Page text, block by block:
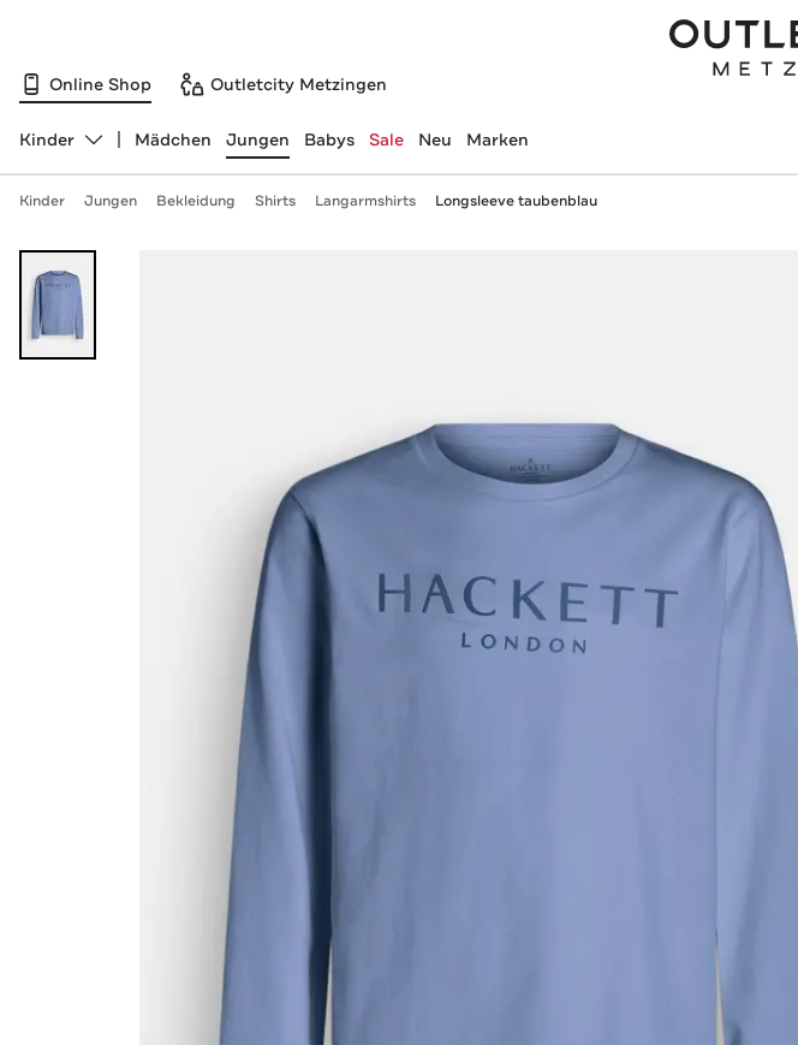
Online Shop Outletcity Metzingen
Abteilung ändern, ausgewählt:
Kinder Mädchen Jungen Babys Sale Neu Marken
Kinder Jungen Bekleidung Shirts Langarmshirts Longsleeve taubenblau